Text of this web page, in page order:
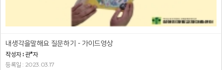
내생각을말해요 질문하기 - 가이드영상
작성자 : 관*자
등록일 : 2023.03.17